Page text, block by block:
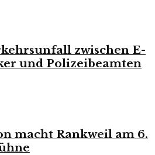
zwischen E-
und Polizeibeamten
macht Rankweil am 6.